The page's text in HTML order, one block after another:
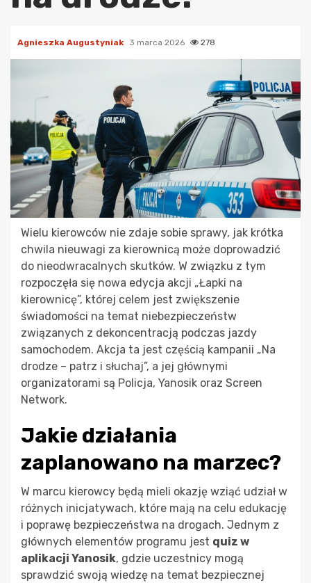
Agnieszka Augustyniak 3 marca 2026 278
Wielu kierowców nie zdaje sobie sprawy, jak krótka
chwila nieuwagi za kierownicą może doprowadzić
do nieodwracalnych skutków. W związku z tym
rozpoczęła się nowa edycja akcji „Łapki na
kierownicę”, której celem jest zwiększenie
świadomości na temat niebezpieczeństw
związanych z dekoncentracją podczas jazdy
samochodem. Akcja ta jest częścią kampanii „Na
drodze – patrz i słuchaj”, a jej głównymi
organizatorami są Policja, Yanosik oraz Screen
Network.
Jakie działania
zaplanowano na marzec?
W marcu kierowcy będą mieli okazję wziąć udział w
różnych inicjatywach, które mają na celu edukację
i poprawę bezpieczeństwa na drogach. Jednym z
głównych elementów programu jest quiz w
aplikacji Yanosik, gdzie uczestnicy mogą
sprawdzić swoją wiedzę na temat bezpiecznej